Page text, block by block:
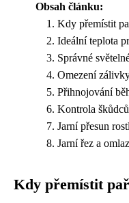
Obsah článku:
Kdy přemístit
Ideální teplota
Správné
Omezení
Přihnojování
Kontrola
Jarní přesun
Jarní řez a
Kdy přemístit